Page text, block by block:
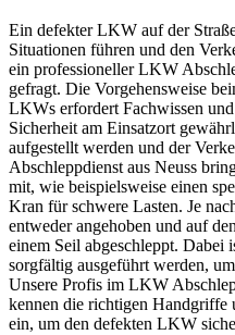
Ein defekter LKW auf der
Situationen führen und den
ein professioneller LKW
gefragt. Die Vorgehensweise
LKWs erfordert Fachwissen
Sicherheit am Einsatzort
aufgestellt werden und der
Abschleppdienst aus Neuss
mit, wie beispielsweise einen
Kran für schwere Lasten. Je
entweder angehoben und auf
einem Seil abgeschleppt. Dabei
sorgfältig ausgeführt werden,
Unsere Profis im LKW
kennen die richtigen Handgriffe
ein, um den defekten LKW